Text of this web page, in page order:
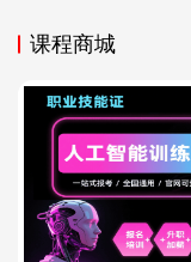
2.MySQL OCP考
一个性价比较高的
3.MySQL OCP
意味着考生可以
课程商城